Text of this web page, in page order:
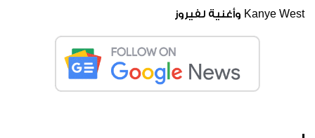
Kanye West وأغنية لفيروز